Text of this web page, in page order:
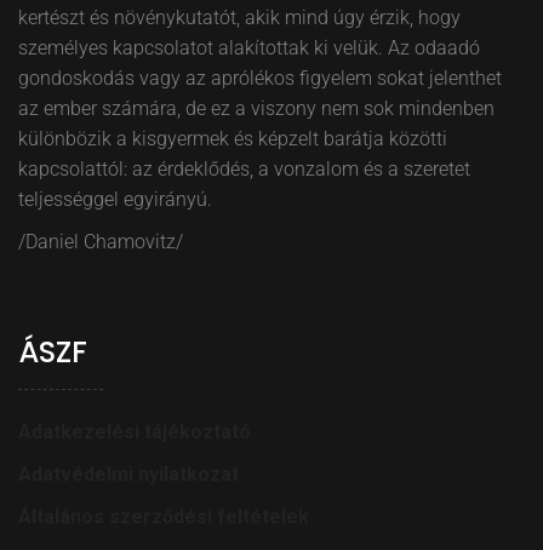
kertészt és növénykutatót, akik mind úgy érzik, hogy
személyes kapcsolatot alakítottak ki velük. Az odaadó
gondoskodás vagy az aprólékos figyelem sokat jelenthet
az ember számára, de ez a viszony nem sok mindenben
különbözik a kisgyermek és képzelt barátja közötti
kapcsolattól: az érdeklődés, a vonzalom és a szeretet
teljességgel egyirányú.
/Daniel Chamovitz/
ÁSZF